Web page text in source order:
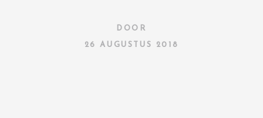
DOOR
26 AUGUSTUS 2018